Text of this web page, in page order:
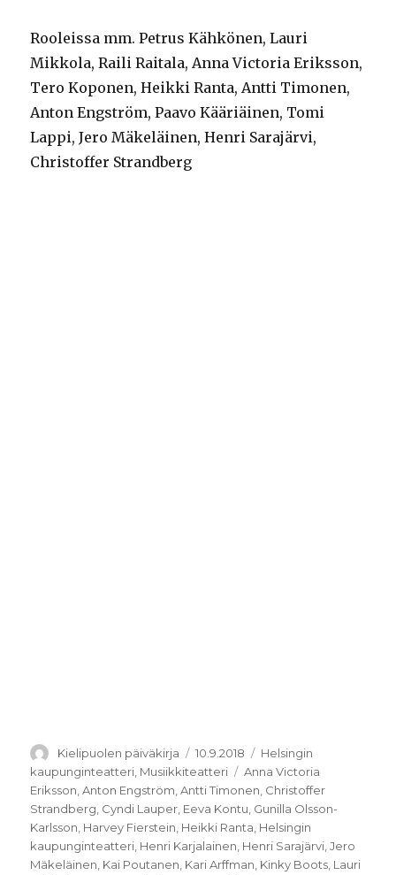
Rooleissa mm. Petrus Kähkönen, Lauri
Mikkola, Raili Raitala, Anna Victoria Eriksson,
Tero Kopo­nen, Heikki Ranta, Antti Timonen,
Anton Engström, Paavo Kääriäinen, Tomi
Lappi, Jero Mäkeläinen, Henri Sarajärvi,
Christoffer Strandberg
Kirjoittaja
Kielipuolen päiväkirja Julkaistu
10.9.2018 Kategoriat
Helsingin
kaupunginteatteri, Musiikkiteatteri Avainsanat
Anna Victoria
Eriksson,Anton Engström,Antti Timonen, Christoffer
Strandberg, Cyndi Lauper, Eeva Kontu, Gunilla Olsson-
Karlsson, Harvey Fierstein, Heikki Ranta, Helsingin
kaupunginteatteri, Henri Karja­lainen, Henri Sarajärvi,Jero
Mäkeläinen, Kai Poutanen, Kari Arffman, Kinky Boots, Lauri